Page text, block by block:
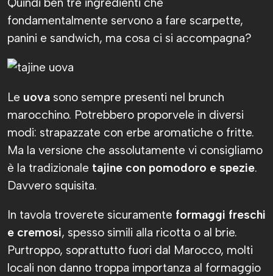
fondamentalmente servono a fare scarpette,
panini e sandwich, ma cosa ci si accompagna?
Le uova sono sempre presenti nel brunch
marocchino. Potrebbero proporvele in diversi
modi: strapazzate con erbe aromatiche o fritte.
Ma la versione che assolutamente vi consigliamo
è la tradizionale tajine con pomodoro e spezie.
Davvero squisita.
In tavola troverete sicuramente formaggi freschi
e cremosi, spesso simili alla ricotta o al brie.
Purtroppo, soprattutto fuori dal Marocco, molti
locali non danno troppa importanza al formaggio